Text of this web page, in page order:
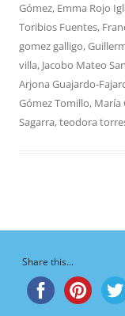
Gómez, Emma Rojo
Toribios Fuentes,
gomez galligo,
villa, Jacobo Mateo
Arjona Guajardo-
Gómez Tomillo, María
Sagarra,teodora
Share this...